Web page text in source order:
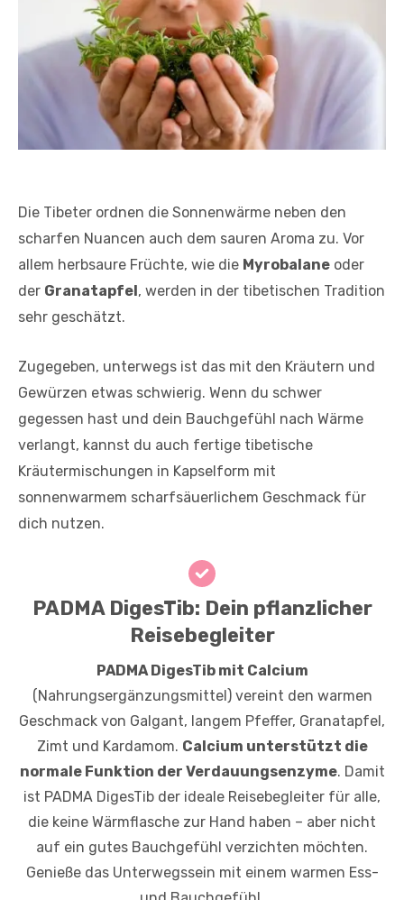
Die Tibeter ordnen die Sonnenwärme neben den
scharfen Nuancen auch dem sauren Aroma zu. Vor
allem herbsaure Früchte, wie die Myrobalane oder
der Granatapfel , werden in der tibetischen Tradition
sehr geschätzt.
Zugegeben, unterwegs ist das mit den Kräutern und
Gewürzen etwas schwierig. Wenn du schwer
gegessen hast und dein Bauchgefühl nach Wärme
verlangt, kannst du auch fertige tibetische
Kräutermischungen in Kapselform mit
sonnenwarmem scharfsäuerlichem Geschmack für
dich nutzen.
PADMA DigesTib: Dein pflanzlicher
Reisebegleiter
PADMA DigesTib mit Calcium
(Nahrungsergänzungsmittel) vereint den warmen
Geschmack von Galgant, langem Pfeffer, Granatapfel,
Zimt und Kardamom. Calcium unterstützt die
normale Funktion der Verdauungsenzyme. Damit
ist PADMA DigesTib der ideale Reisebegleiter für alle,
die keine Wärmflasche zur Hand haben – aber nicht
auf ein gutes Bauchgefühl verzichten möchten.
Genieße das Unterwegssein mit einem warmen Ess-